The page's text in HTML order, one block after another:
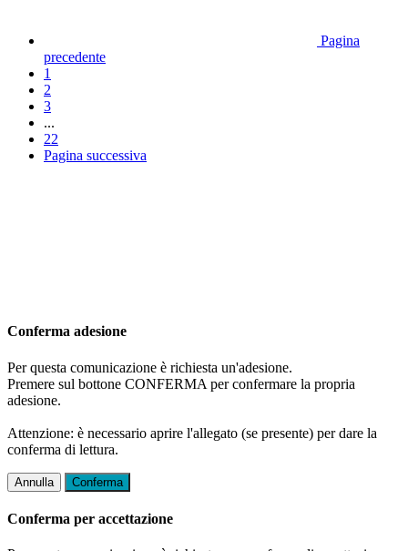
Pagina
precedente
1
2
3
...
22
Pagina successiva
Conferma adesione
Per questa comunicazione è richiesta un'adesione.
Premere sul bottone CONFERMA per confermare la propria
adesione.
Attenzione: è necessario aprire l'allegato (se presente) per dare la
conferma di lettura.
Annulla Conferma
Conferma per accettazione